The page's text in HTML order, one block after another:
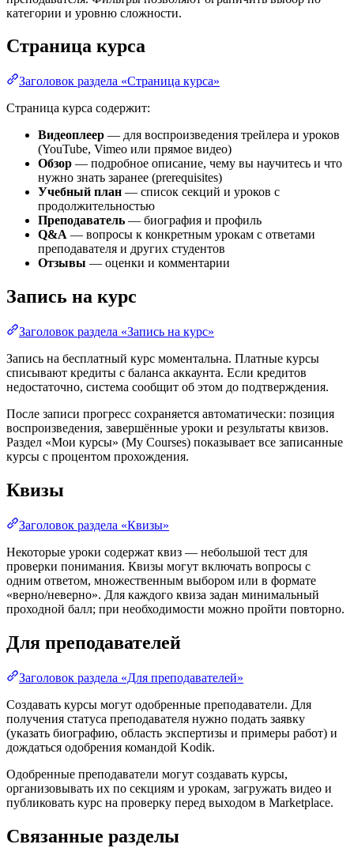
категории и уровню сложности.
Страница курса
Заголовок раздела «Страница курса»
Страница курса содержит:
Видеоплеер — для воспроизведения трейлера и уроков
(YouTube, Vimeo или прямое видео)
Обзор — подробное описание, чему вы научитесь и что
нужно знать заранее (prerequisites)
Учебный план — список секций и уроков с
продолжительностью
Преподаватель — биография и профиль
Q&A — вопросы к конкретным урокам с ответами
преподавателя и других студентов
Отзывы — оценки и комментарии
Запись на курс
Заголовок раздела «Запись на курс»
Запись на бесплатный курс моментальна. Платные курсы
списывают кредиты с баланса аккаунта. Если кредитов
недостаточно, система сообщит об этом до подтверждения.
После записи прогресс сохраняется автоматически: позиция
воспроизведения, завершённые уроки и результаты квизов.
Раздел «Мои курсы» (My Courses) показывает все записанные
курсы с процентом прохождения.
Квизы
Заголовок раздела «Квизы»
Некоторые уроки содержат квиз — небольшой тест для
проверки понимания. Квизы могут включать вопросы с
одним ответом, множественным выбором или в формате
«верно/неверно». Для каждого квиза задан минимальный
проходной балл; при необходимости можно пройти повторно.
Для преподавателей
Заголовок раздела «Для преподавателей»
Создавать курсы могут одобренные преподаватели. Для
получения статуса преподавателя нужно подать заявку
(указать биографию, область экспертизы и примеры работ) и
дождаться одобрения командой Kodik.
Одобренные преподаватели могут создавать курсы,
организовывать их по секциям и урокам, загружать видео и
публиковать курс на проверку перед выходом в Marketplace.
Связанные разделы